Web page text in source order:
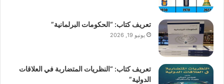
تعريف كتاب: “الحكومات البرلمانية”
يونيو 19, 2026
تعريف كتاب: “النظريات المتضاربة في العلاقات
الدولية”